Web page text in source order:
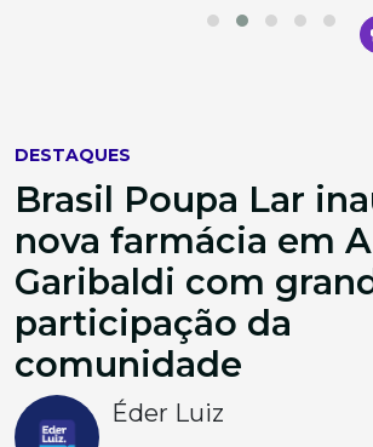
DESTAQUES
Brasil Poupa Lar
nova farmácia em
Garibaldi com
participação da
comunidade
Éder Luiz